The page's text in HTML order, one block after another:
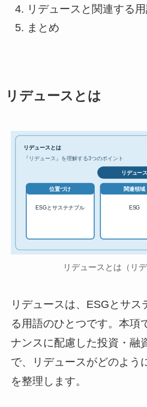
リデュースと関連する
まとめ
リデュースとは
リデュースとは
『リデュース』を理解する3つのポイント
リデュース
位置づけ
ESGとサステナブル
関連領域
ESG
リデュースとは（リ
リデュースは、ESGとサス
る用語のひとつです。本項
ナンスに配慮した投資・融
で、リデュースがどのよう
を整理します。